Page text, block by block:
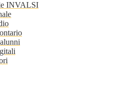
INVALSI